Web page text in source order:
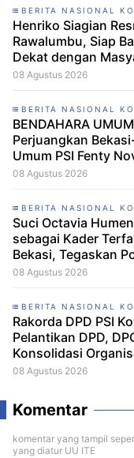
BERITA NASIONAL
Henriko Siagian
Rawalumbu, Siap
Dekat dengan
08 Agustus 2026
BERITA NASIONAL
BENDAHARA
Perjuangkan
Umum PSI Fenty
Bertarung di Dapil
08 Agustus 2026
BERITA NASIONAL
Suci Octavia
sebagai Kader
Bekasi, Tegaskan
untuk Bertumbuh
08 Agustus 2026
BERITA NASIONAL
Rakorda DPD PSI
Pelantikan DPD,
Konsolidasi
Kemenangan PSI
08 Agustus 2026
Komentar
komentar yang tampil
yang diatur UU ITE